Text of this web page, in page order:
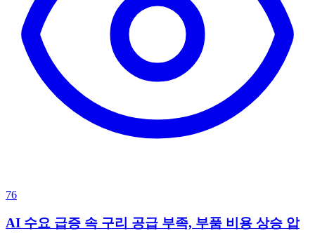
76
AI 수요 급증 속 구리 공급 부족, 부품 비용 상승 압